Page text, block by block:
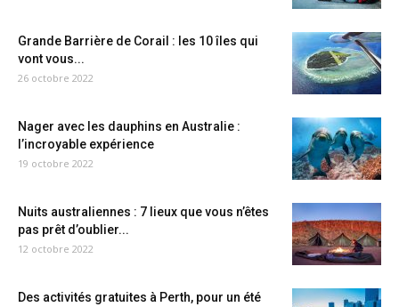
Grande Barrière de Corail : les 10 îles qui
vont vous...
26 octobre 2022
Nager avec les dauphins en Australie :
l’incroyable expérience
19 octobre 2022
Nuits australiennes : 7 lieux que vous n’êtes
pas prêt d’oublier...
12 octobre 2022
Des activités gratuites à Perth, pour un été